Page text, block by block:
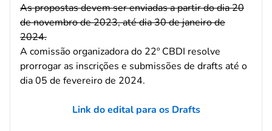
As propostas devem ser enviadas a partir do dia 20
de novembro de 2023, até dia 30 de janeiro de
2024.
A comissão organizadora do 22º CBDI resolve
prorrogar as inscrições e submissões de drafts até o
dia 05 de fevereiro de 2024.
Link do edital para os Drafts